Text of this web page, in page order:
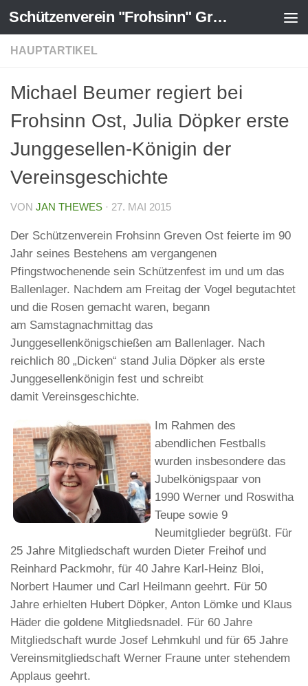
Zum Inhalt springen Schützenverein "Frohsinn" Greven-Ost 1925 e.V.
HAUPTARTIKEL
Michael Beumer regiert bei
Frohsinn Ost, Julia Döpker erste
Junggesellen-Königin der
Vereinsgeschichte
VON JAN THEWES · 27. MAI 2015
Der Schützenverein Frohsinn Greven Ost feierte im 90
Jahr seines Bestehens am vergangenen
Pfingstwochenende sein Schützenfest im und um das
Ballenlager. Nachdem am Freitag der Vogel begutachtet
und die Rosen gemacht waren, begann
am Samstagnachmittag das
Junggesellenkönigschießen am Ballenlager. Nach
reichlich 80 „Dicken“ stand Julia Döpker als erste
Junggesellenkönigin fest und schreibt
damit Vereinsgeschichte.
Im Rahmen des
abendlichen Festballs
wurden insbesondere das
Jubelkönigspaar von
1990 Werner und Roswitha
Teupe sowie 9
Neumitglieder begrüßt. Für
25 Jahre Mitgliedschaft wurden Dieter Freihof und
Reinhard Packmohr, für 40 Jahre Karl-Heinz Bloi,
Norbert Haumer und Carl Heilmann geehrt. Für 50
Jahre erhielten Hubert Döpker, Anton Lömke und Klaus
Häder die goldene Mitgliedsnadel. Für 60 Jahre
Mitgliedschaft wurde Josef Lehmkuhl und für 65 Jahre
Vereinsmitgliedschaft Werner Fraune unter stehendem
Applaus geehrt.